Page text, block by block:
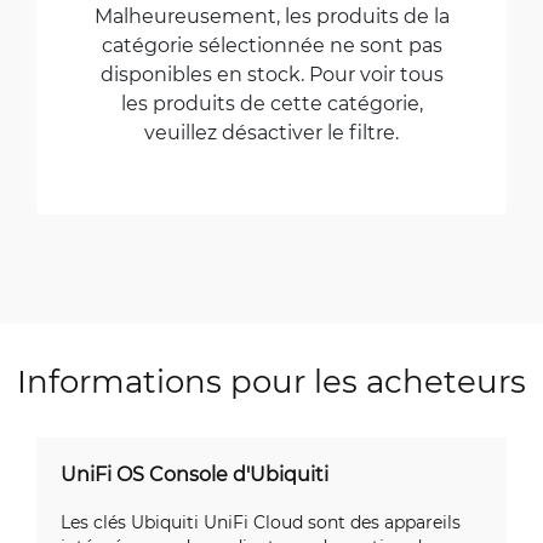
Malheureusement, les produits de la
catégorie sélectionnée ne sont pas
disponibles en stock. Pour voir tous
les produits de cette catégorie,
veuillez désactiver le filtre.
Informations pour les acheteurs
UniFi OS Console d'Ubiquiti
Les clés Ubiquiti UniFi Cloud sont des appareils